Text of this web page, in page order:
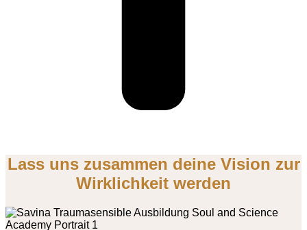
Lass uns zusammen deine Vision zur
Wirklichkeit werden